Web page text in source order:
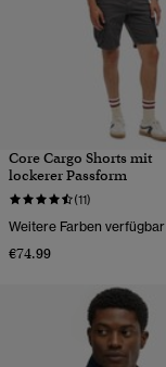
Core Cargo Shorts mit
lockerer Passform
(11)
Weitere Farben verfügbar
€74.99